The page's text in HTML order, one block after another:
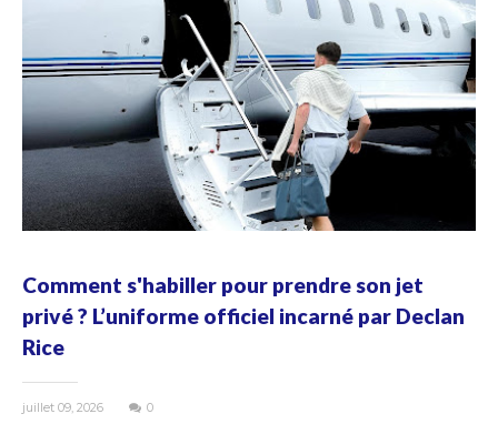
Comment s'habiller pour prendre son jet
privé ? L’uniforme officiel incarné par Declan
Rice
juillet 09, 2026 0